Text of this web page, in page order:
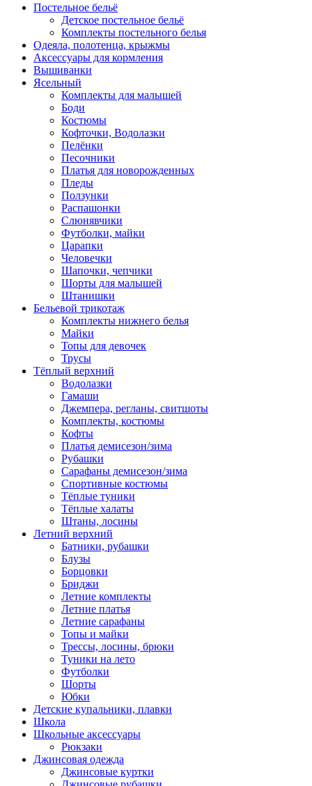
Постельное бельё
Детское постельное бельё
Комплекты постельного белья
Одеяла, полотенца, крыжмы
Аксессуары для кормления
Вышиванки
Ясельный
Комплекты для малышей
Боди
Костюмы
Кофточки, Водолазки
Пелёнки
Песочники
Платья для новорожденных
Пледы
Ползунки
Распашонки
Слюнявчики
Футболки, майки
Царапки
Человечки
Шапочки, чепчики
Шорты для малышей
Штанишки
Бельевой трикотаж
Комплекты нижнего белья
Майки
Топы для девочек
Трусы
Тёплый верхний
Водолазки
Гамаши
Джемпера, регланы, свитшоты
Комплекты, костюмы
Кофты
Платья демисезон/зима
Рубашки
Сарафаны демисезон/зима
Спортивные костюмы
Тёплые туники
Тёплые халаты
Штаны, лосины
Летний верхний
Батники, рубашки
Блузы
Борцовки
Бриджи
Летние комплекты
Летние платья
Летние сарафаны
Топы и майки
Трессы, лосины, брюки
Туники на лето
Футболки
Шорты
Юбки
Детские купальники, плавки
Школа
Школьные аксессуары
Рюкзаки
Джинсовая одежда
Джинсовые куртки